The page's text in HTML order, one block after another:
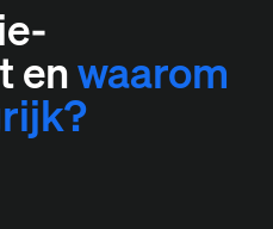
enwaarom